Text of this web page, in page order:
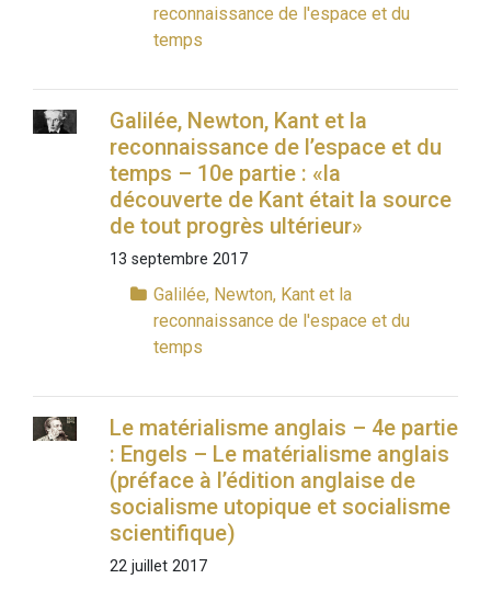
reconnaissance de l'espace et du
temps
Galilée, Newton, Kant et la
reconnaissance de l’espace et du
temps – 10e partie : «la
découverte de Kant était la source
de tout progrès ultérieur»
13 septembre 2017
Galilée, Newton, Kant et la
reconnaissance de l'espace et du
temps
Le matérialisme anglais – 4e partie
: Engels – Le matérialisme anglais
(préface à l’édition anglaise de
socialisme utopique et socialisme
scientifique)
22 juillet 2017